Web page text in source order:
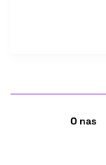
O nas